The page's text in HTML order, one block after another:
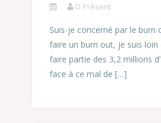
O Présent
Suis-je concerné par le burn
faire un burn out, je suis loin
faire partie des 3,2 millions
face à ce mal de […]